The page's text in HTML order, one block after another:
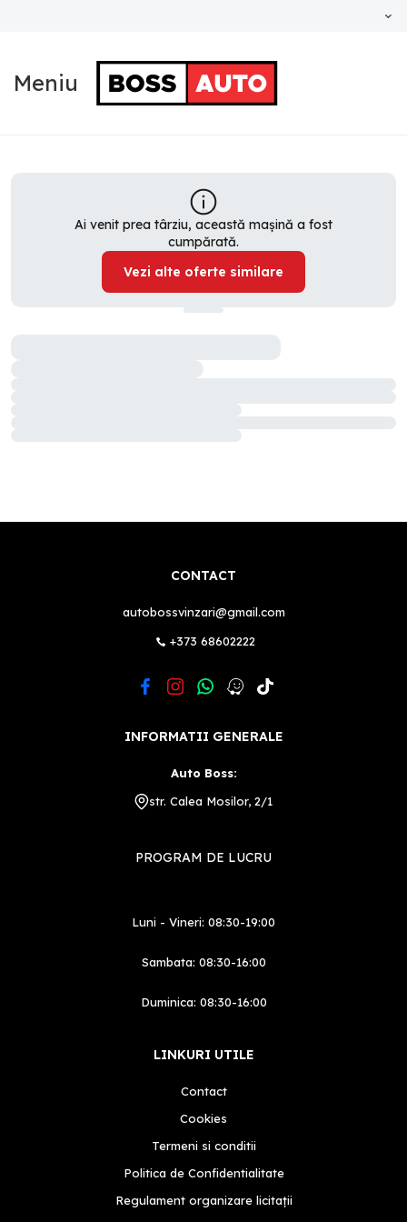
Meniu
Ai venit prea târziu, această mașină a fost
cumpărată.
Vezi alte oferte similare
CONTACT
autobossvinzari@gmail.com
+373 68602222
INFORMATII GENERALE
Auto Boss:
str. Calea Mosilor, 2/1
PROGRAM DE LUCRU
Luni - Vineri: 08:30-19:00
Sambata: 08:30-16:00
Duminica: 08:30-16:00
LINKURI UTILE
Contact
Cookies
Termeni si conditii
Politica de Confidentialitate
Regulament organizare licitații